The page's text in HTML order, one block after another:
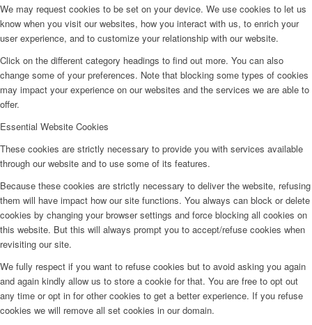
We may request cookies to be set on your device. We use cookies to let us
know when you visit our websites, how you interact with us, to enrich your
user experience, and to customize your relationship with our website.
Click on the different category headings to find out more. You can also
change some of your preferences. Note that blocking some types of cookies
may impact your experience on our websites and the services we are able to
offer.
Essential Website Cookies
These cookies are strictly necessary to provide you with services available
through our website and to use some of its features.
Because these cookies are strictly necessary to deliver the website, refusing
them will have impact how our site functions. You always can block or delete
cookies by changing your browser settings and force blocking all cookies on
this website. But this will always prompt you to accept/refuse cookies when
revisiting our site.
We fully respect if you want to refuse cookies but to avoid asking you again
and again kindly allow us to store a cookie for that. You are free to opt out
any time or opt in for other cookies to get a better experience. If you refuse
cookies we will remove all set cookies in our domain.